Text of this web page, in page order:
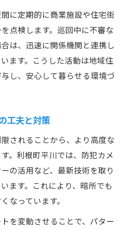
に定期的に商業施設や住宅街
点検します。巡回中に不審な
は、迅速に関係機関と連携し
ます。こうした活動は地域住
し、安心して暮らせる環境づ
工夫と対策
されることから、より高度な
。利根町平川では、防犯カメ
の活用など、最新技術を取り
ます。これにより、暗所でも
なっています。
を変動させることで、パター